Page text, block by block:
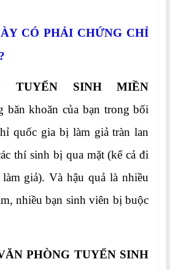
CÓ PHẢI CHỨNG CHỈ
TUYỂN SINH MIỀN
băn khoăn của bạn trong bối
quốc gia bị làm giả tràn lan
thí sinh bị qua mặt (kể cả đi
giả). Và hậu quả là nhiều
nhiều bạn sinh viên bị buộc
PHÒNG TUYỂN SINH